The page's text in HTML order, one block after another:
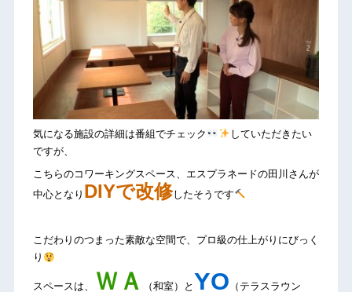
気になる施設の詳細は番組でチェック
していただきたい
ですが、
こちらのコワーキングスペース、エスプラネードの田川さんが
中心となり DIYで改修したそうです
こだわりのつまった素敵な空間で、プロ級の仕上がりにびっく
り
スペースは、 ＷＡ （和室）と YO （テラスラウン